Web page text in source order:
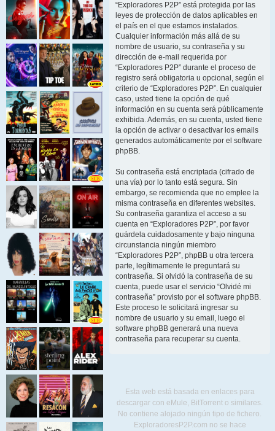
“Exploradores P2P” está protegida por las
leyes de protección de datos aplicables en
el país en el que estamos instalados.
Cualquier información más allá de su
nombre de usuario, su contraseña y su
dirección de e-mail requerida por
“Exploradores P2P” durante el proceso de
registro será obligatoria u opcional, según el
criterio de “Exploradores P2P”. En cualquier
caso, usted tiene la opción de qué
información en su cuenta será públicamente
exhibida. Además, en su cuenta, usted tiene
la opción de activar o desactivar los emails
generados automáticamente por el software
phpBB.
Su contraseña está encriptada (cifrado de
una vía) por lo tanto está segura. Sin
embargo, se recomienda que no emplee la
misma contraseña en diferentes websites.
Su contraseña garantiza el acceso a su
cuenta en “Exploradores P2P”, por favor
guárdela cuidadosamente y bajo ninguna
circunstancia ningún miembro
“Exploradores P2P”, phpBB u otra tercera
parte, legítimamente le preguntará su
contraseña. Si olvidó la contraseña de su
cuenta, puede usar el servicio “Olvidé mi
contraseña” provisto por el software phpBB.
Este proceso le solicitará ingresar su
nombre de usuario y su email, luego el
software phpBB generará una nueva
contraseña para recuperar su cuenta.
Esta web está basada en enlaces para
descargar con eMule, BitTorrent o similares.
No contiene alojado ningún tipo de fichero.
ExploradoresP2P.com no se hace